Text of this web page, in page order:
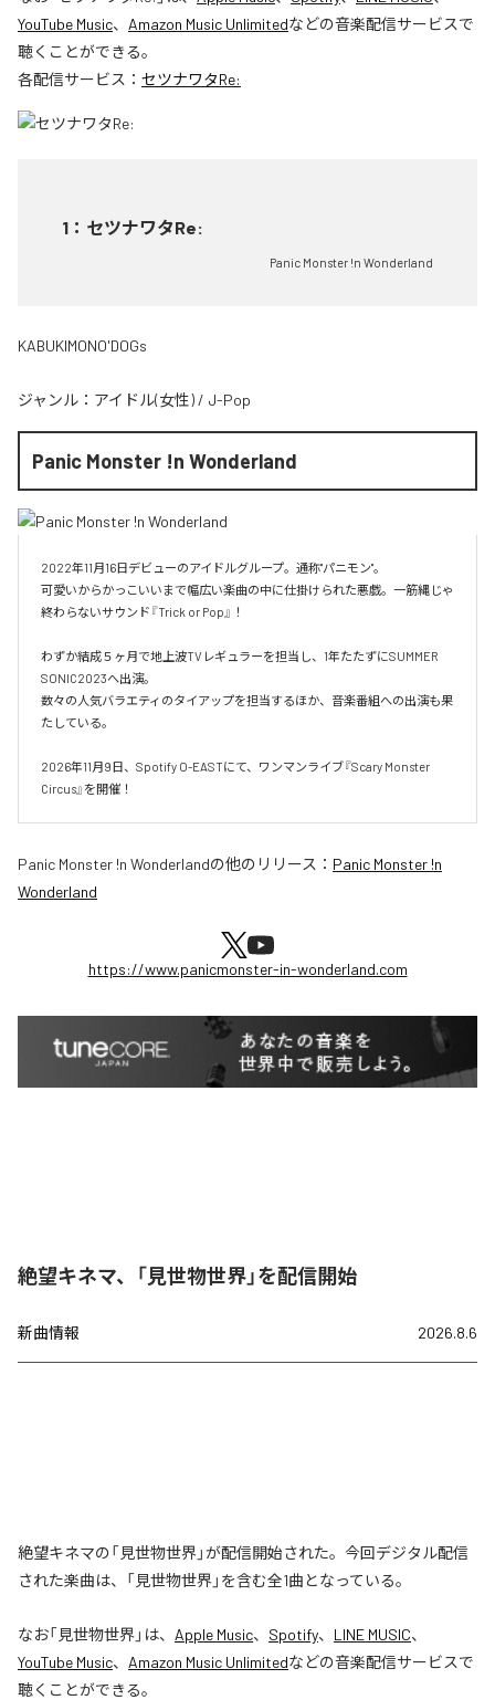
YouTube Music、 Amazon Music Unlimitedなどの音楽配信サービスで
聴くことができる。
各配信サービス： セツナワタRe:
1 ： セツナワタRe:
Panic Monster !n Wonderland
KABUKIMONO'DOGs
ジャンル： アイドル(女性) / J-Pop
Panic Monster !n Wonderland
2022年11月16日デビューのアイドルグループ。通称"パニモン"。
可愛いからかっこいいまで幅広い楽曲の中に仕掛けられた悪戯。一筋縄じゃ
終わらないサウンド『Trick or Pop』！
わずか結成５ヶ月で地上波TVレギュラーを担当し、1年たたずにSUMMER
SONIC2023へ出演。
数々の人気バラエティのタイアップを担当するほか、音楽番組への出演も果
たしている。
2026年11月9日、Spotify O-EASTにて、ワンマンライブ『Scary Monster
Circus』を開催！
Panic Monster !n Wonderlandの他のリリース： Panic Monster !n
Wonderland
https://www.panicmonster-in-wonderland.com
絶望キネマ、「見世物世界」を配信開始
新曲情報 2026.8.6
絶望キネマの「見世物世界」が配信開始された。今回デジタル配信
された楽曲は、「見世物世界」を含む全1曲となっている。
なお「見世物世界」は、 Apple Music、 Spotify、 LINE MUSIC、
YouTube Music、 Amazon Music Unlimitedなどの音楽配信サービスで
聴くことができる。